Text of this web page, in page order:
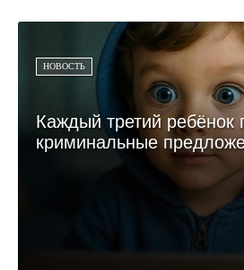
НОВОСТЬ
Каждый третий ребёнок
криминальные